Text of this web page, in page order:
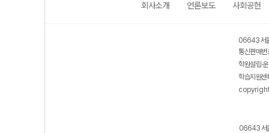
회사소개 언론보도 사회공헌
06643 서
통신판매
학원설립·
학습지원
06643 서